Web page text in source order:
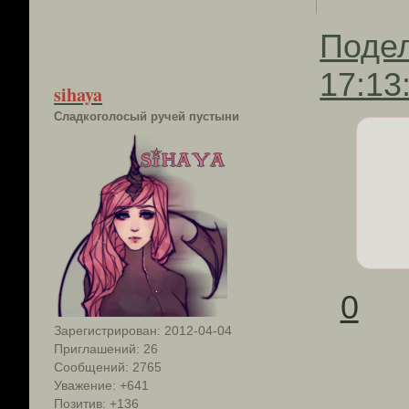
sihaya
Сладкоголосый ручей пустыни
Зарегистрирован: 2012-04-04
Приглашений: 26
Сообщений: 2765
Уважение: +641
Позитив: +136
0